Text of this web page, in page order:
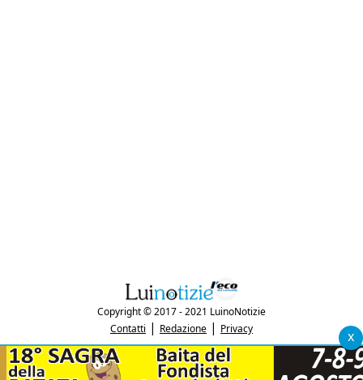
x
Copyright © 2017 - 2021 LuinoNotizie
Contatti | Redazione | Privacy
"Luinonotizie.it è una testata giornalistica iscritta al Registro Stampa del
tribunale di Varese al n. 5/2017 in data 29/6/2017"